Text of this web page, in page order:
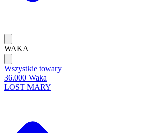
WAKA
Wszystkie towary
36.000 Waka
LOST MARY